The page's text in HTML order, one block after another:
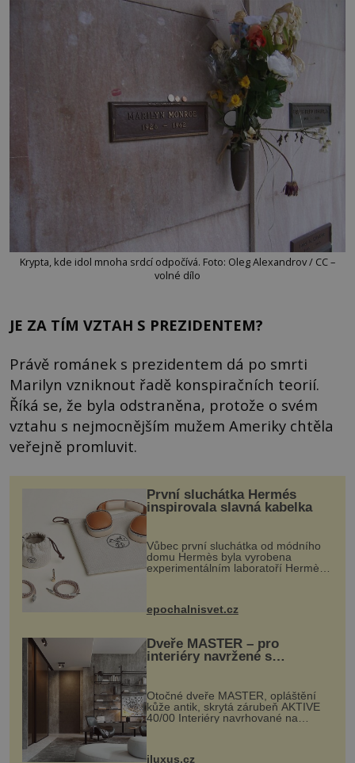
Krypta, kde idol mnoha srdcí odpočívá. Foto: Oleg Alexandrov / CC –
volné dílo
JE ZA TÍM VZTAH S PREZIDENTEM?
Právě románek s prezidentem dá po smrti
Marilyn vzniknout řadě konspiračních teorií.
Říká se, že byla odstraněna, protože o svém
vztahu s nejmocnějším mužem Ameriky chtěla
veřejně promluvit.
První sluchátka Hermés
inspirovala slavná kabelka
Vůbec první sluchátka od módního
domu Hermès byla vyrobena
experimentálním laboratoří Hermès
kovový...
epochalnisvet.cz
Dveře MASTER – pro
interiéry navržené s
rozumem i vášní!
Otočné dveře MASTER, opláštění
kůže antik, skrytá zárubeň AKTIVE
40/00 Interiéry navrhované na
zakázku často vyžadují atypické
rozměry nejen nábytku, ale i
iluxus.cz